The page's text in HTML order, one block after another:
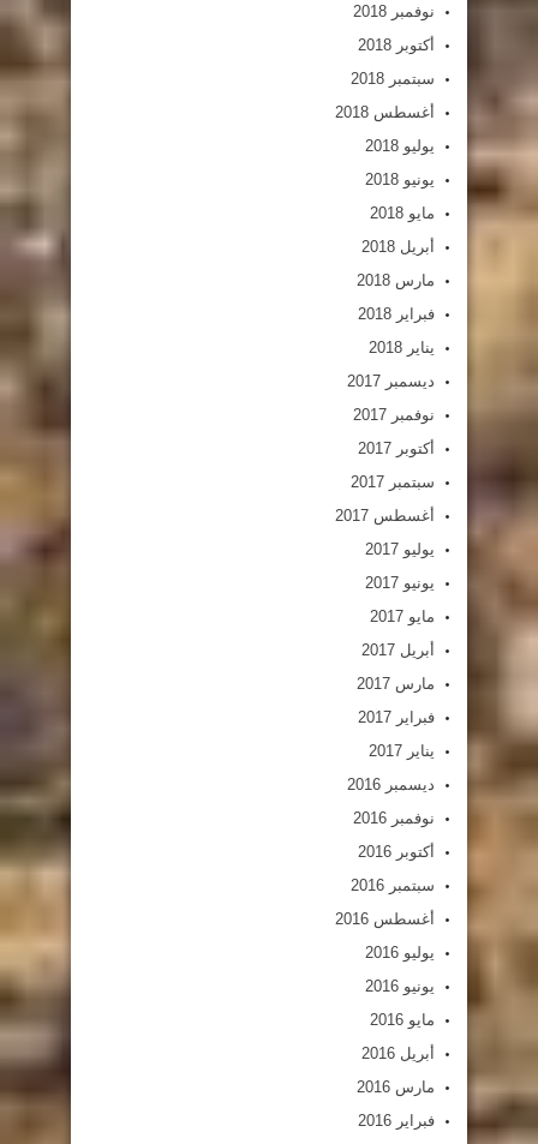
نوفمبر 2018
أكتوبر 2018
سبتمبر 2018
أغسطس 2018
يوليو 2018
يونيو 2018
مايو 2018
أبريل 2018
مارس 2018
فبراير 2018
يناير 2018
ديسمبر 2017
نوفمبر 2017
أكتوبر 2017
سبتمبر 2017
أغسطس 2017
يوليو 2017
يونيو 2017
مايو 2017
أبريل 2017
مارس 2017
فبراير 2017
يناير 2017
ديسمبر 2016
نوفمبر 2016
أكتوبر 2016
سبتمبر 2016
أغسطس 2016
يوليو 2016
يونيو 2016
مايو 2016
أبريل 2016
مارس 2016
فبراير 2016